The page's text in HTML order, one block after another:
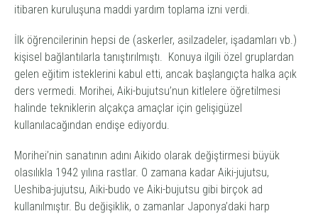
itibaren kuruluşuna maddi yardım toplama izni verdi.
İlk öğrencilerinin hepsi de (askerler, asilzadeler, işadamları vb.)
kişisel bağlantılarla tanıştırılmıştı. Konuya ilgili özel gruplardan
gelen eğitim isteklerini kabul etti, ancak başlangıçta halka açık
ders vermedi. Morihei, Aiki-bujutsu’nun kitlelere öğretilmesi
halinde tekniklerin alçakça amaçlar için gelişigüzel
kullanılacağından endişe ediyordu.
Morihei’nin sanatının adını Aikido olarak değiştirmesi büyük
olasılıkla 1942 yılına rastlar. O zamana kadar Aiki-jujutsu,
Ueshiba-jujutsu, Aiki-budo ve Aiki-bujutsu gibi birçok ad
kullanılmıştır. Bu değişiklik, o zamanlar Japonya’daki harp